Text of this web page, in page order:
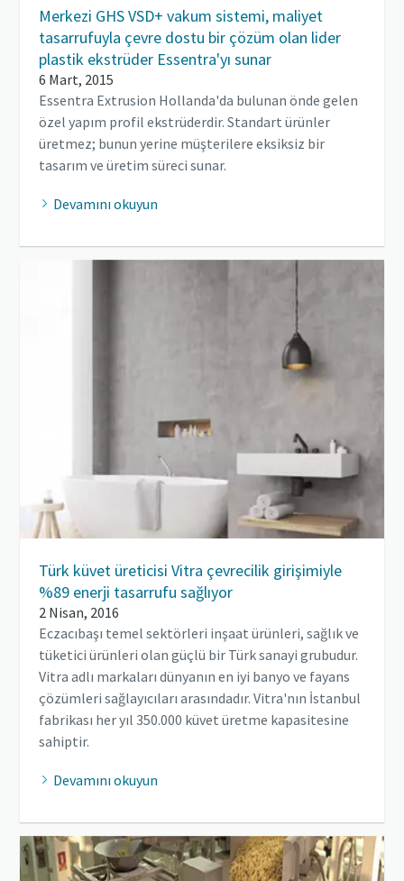
Merkezi GHS VSD+ vakum sistemi, maliyet
tasarrufuyla çevre dostu bir çözüm olan lider
plastik ekstrüder Essentra'yı sunar
6 Mart, 2015
Essentra Extrusion Hollanda'da bulunan önde gelen
özel yapım profil ekstrüderdir. Standart ürünler
üretmez; bunun yerine müşterilere eksiksiz bir
tasarım ve üretim süreci sunar.
Devamını okuyun
Türk küvet üreticisi Vitra çevrecilik girişimiyle
%89 enerji tasarrufu sağlıyor
2 Nisan, 2016
Eczacıbaşı temel sektörleri inşaat ürünleri, sağlık ve
tüketici ürünleri olan güçlü bir Türk sanayi grubudur.
Vitra adlı markaları dünyanın en iyi banyo ve fayans
çözümleri sağlayıcıları arasındadır. Vitra'nın İstanbul
fabrikası her yıl 350.000 küvet üretme kapasitesine
sahiptir.
Devamını okuyun